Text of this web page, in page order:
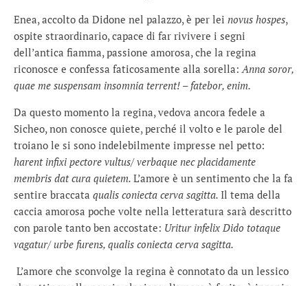
Enea, accolto da Didone nel palazzo, è per lei novus hospes,
ospite straordinario, capace di far rivivere i segni
dell’antica fiamma, passione amorosa, che la regina
riconosce e confessa faticosamente alla sorella: Anna soror,
quae me suspensam insomnia terrent! – fatebor, enim.
Da questo momento la regina, vedova ancora fedele a
Sicheo, non conosce quiete, perché il volto e le parole del
troiano le si sono indelebilmente impresse nel petto:
harent infixi pectore vultus/ verbaque nec placidamente
membris dat cura quietem. L’amore è un sentimento che la fa
sentire braccata qualis coniecta cerva sagitta. Il tema della
caccia amorosa poche volte nella letteratura sarà descritto
con parole tanto ben accostate: Uritur infelix Dido totaque
vagatur/urbe furens, qualis coniecta cerva sagitta.
L’amore che sconvolge la regina è connotato da un lessico